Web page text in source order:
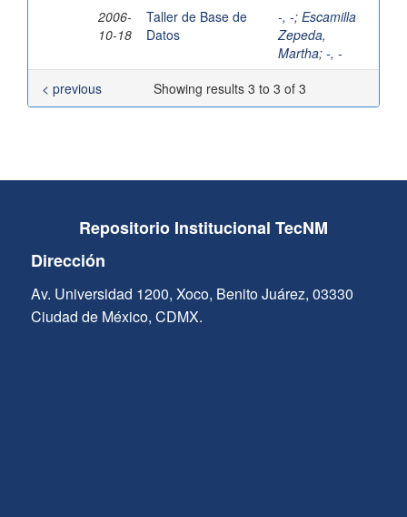
2006-
10-18
Taller de Base de
Datos
-, -; Escamilla
Zepeda,
Martha; -, -
Showing results 3 to 3 of 3
< previous
Repositorio Institucional TecNM
Dirección
Av. Universidad 1200, Xoco, Benito Juárez, 03330
Ciudad de México, CDMX.